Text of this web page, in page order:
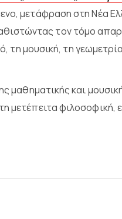
μετάφραση στη Νέα
τον τόμο
τη μουσική, τη
μαθηματικής και
φιλοσοφική,